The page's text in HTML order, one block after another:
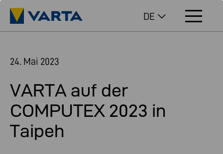
DE
24. Mai 2023
VARTA auf der
COMPUTEX 2023 in
Taipeh